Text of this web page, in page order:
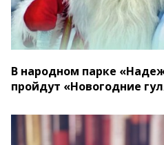
В народном парке
пройдут «Новогодние